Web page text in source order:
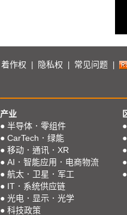
着作权 隐私权 常见问题
产业
● 半导体．零组件
● CarTech．绿能
● 移动．通讯．XR
● AI．智能应用．电商物流
● 航太．卫星．军工
● IT．系统供应链
● 光电．显示．光学
● 科技政策
●
●
●
●
●